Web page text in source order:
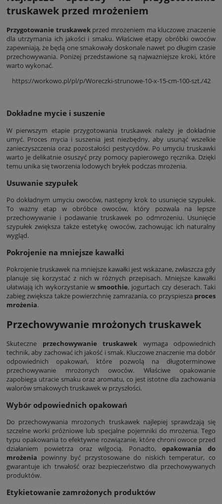
truskawek przed mrożeniem
Przygotowanie truskawekprzed mrożeniem ma kluczowe znaczenie
dla utrzymania ich jakości i smaku. Właściwe etapy obróbki owoców
zapewniają, że będą one smakowały doskonale nawet po długim czasie
przechowywania. Poniżej przedstawione są najważniejsze kroki, które
warto wykonać.
https://workowo.pl/pl/p/Woreczki-strunowe-10-x-15-cm-100-szt./42
Dokładne mycie i suszenie
W pierwszym etapie przygotowania truskawek należy je dokładnie
umyć. Proces mycia i suszenia jest niezbędny, aby usunąć wszelkie
zanieczyszczenia oraz pozostałości pestycydów. Po umyciu truskawki
warto je delikatnie osuszyć przy pomocy papierowego ręcznika. Dzięki
temu unika się tworzenia lodowych bryłek podczas mrożenia.
Usuwanie szypułek
Po dokładnym umyciu owoców, następny krok to usunięcie szypułek.
To ważny etap w obróbce owoców, który pozwala na lepsze
przechowywanie i podawanie truskawek po odmrożeniu. Usunięcie
szypułek zwiększa także estetykę owoców, zachowując ich naturalny
wygląd.
Pokrojenie na mniejsze kawałki
Pokrojenie truskawek na mniejsze kawałki jest wskazane, zwłaszcza gdy
planuje się korzystać z nich w różnych przepisach. Mniejsze kawałki
ułatwiają ich wykorzystanie w smoothie, jogurtach czy deserach. Taki
zabieg zwiększa także powierzchnię zamrażania, co przyspiesza proces
mrożenia.
Przechowywanie mrożonych truskawek
Skuteczne przechowywanie truskawek wymaga odpowiednich
technik, aby zachować ich jakość i smak. Kluczowe znaczenie ma dobór
odpowiednich opakowań, które pozwolą na długoterminowe
przechowywanie mrożonych owoców. Właściwe opakowanie
zapobiega utracie smaku oraz aromatu, co jest istotne dla zachowania
walorów smakowych truskawek w przyszłości.
Wybór odpowiednich opakowań
Do przechowywania mrożonych truskawek najlepiej sprawdzają się
szczelne worki próżniowe lub specjalne pojemniki do mrożenia. Tego
typu opakowania to efektywne rozwiązanie, które chroni owoce przed
działaniem powietrza oraz wilgocią. Ponadto, opakowania do
mrożenia powinny być przystosowane do niskich temperatur, co
gwarantuje ich trwałość oraz bezpieczeństwo dla przechowywanych
produktów.
Etykietowanie zamrożonych produktów